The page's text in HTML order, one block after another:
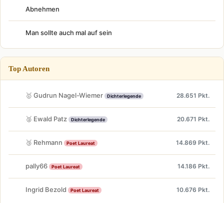
Abnehmen
Man sollte auch mal auf sein
Top Autoren
🥇 Gudrun Nagel-Wiemer Dichterlegende 28.651 Pkt.
🥈 Ewald Patz Dichterlegende 20.671 Pkt.
🥉 Rehmann Poet Laureat 14.869 Pkt.
pally66 Poet Laureat 14.186 Pkt.
Ingrid Bezold Poet Laureat 10.676 Pkt.